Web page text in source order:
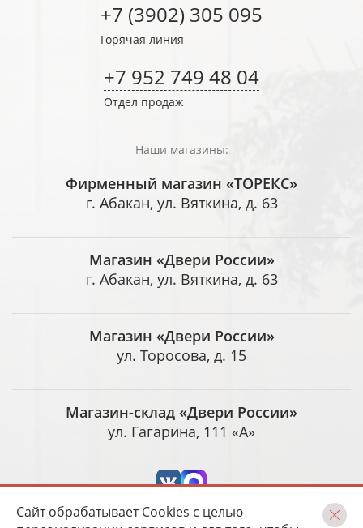
Сайт обрабатывает Cookies с целью
+7 (3902) 305 095
Горячая линия
+7 952 749 48 04
Отдел продаж
Наши магазины:
Фирменный магазин «ТОРЕКС»
г. Абакан, ул. Вяткина, д. 63
Магазин «Двери России»
г. Абакан, ул. Вяткина, д. 63
Магазин «Двери России»
ул. Торосова, д. 15
Магазин-склад «Двери России»
ул. Гагарина, 111 «А»